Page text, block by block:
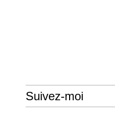
Suivez-moi